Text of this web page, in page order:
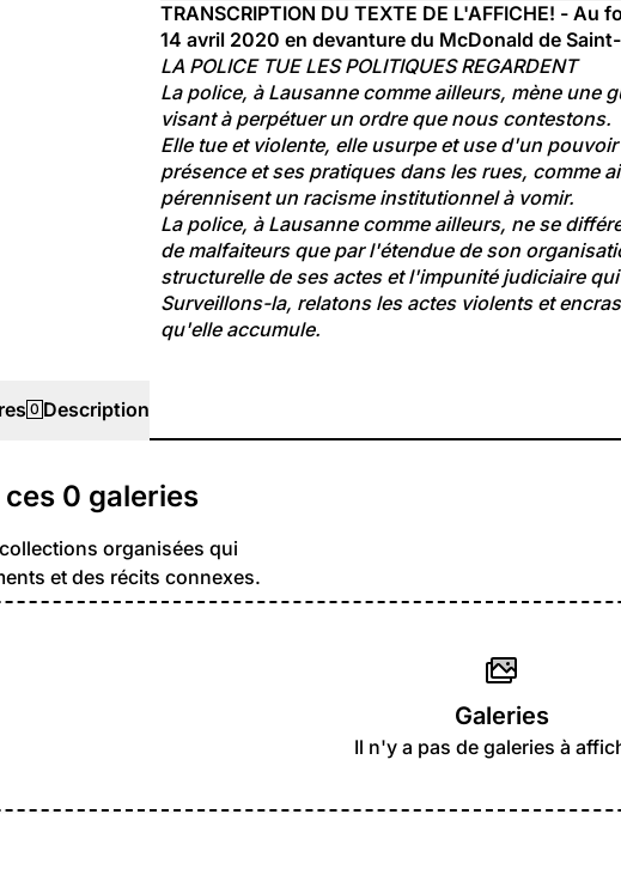
TRANSCRIPTION DU TEXTE DE L'AFFICHE! - Au
14 avril 2020 en devanture du McDonald de
LA POLICE TUE LES POLITIQUES REGARDENT
La police, à Lausanne comme ailleurs, mène une
visant à perpétuer un ordre que nous contestons.
Elle tue et violente, elle usurpe et use d'un
présence et ses pratiques dans les rues, comme
pérennisent un racisme institutionnel à vomir.
La police, à Lausanne comme ailleurs, ne se
de malfaiteurs que par l'étendue de son
structurelle de ses actes et l'impunité judiciaire
Surveillons-la, relatons les actes violents et
qu'elle accumule.
0 Description
0 galeries
organisées qui
et des récits connexes.
Galeries
Il n'y a pas de galeries à